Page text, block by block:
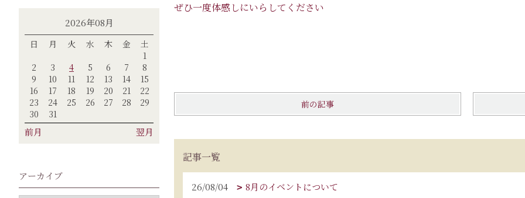
ぜひ一度体感しにいらしてください
前の記事
記事一覧
26/08/04 8月のイベントについて
2026年08月
日 月 火 水 木 金
土
1
2
3 4 5 6 7
8
9
10 11 12 13 14
15
16
17 18 19 20 21
22
23
24 25 26 27 28
29
30
31
前月 翌月
アーカイブ